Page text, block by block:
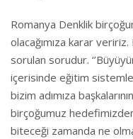
Romanya Denklik
olacağımıza karar
sorulan sorudur.
içerisinde eğitim
bizim adımıza
birçoğumuz
biteceği zamanda ne